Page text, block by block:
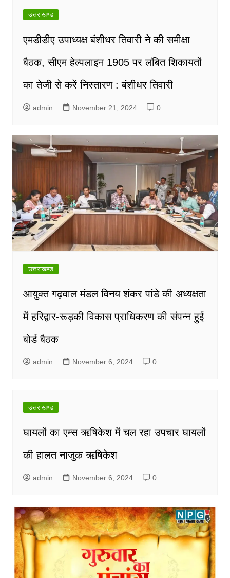
उत्तराखण्ड
एमडीडीए उपाध्यक्ष बंशीधर तिवारी ने की समीक्षा
बैठक, सीएम हेल्पलाइन 1905 पर लंबित शिकायतों
का तेजी से करें निस्तारण : बंशीधर तिवारी
admin November 21, 2024 0
उत्तराखण्ड
आयुक्त गढ़वाल मंडल विनय शंकर पांडे की अध्यक्षता
में हरिद्वार-रूड़की विकास प्राधिकरण की संपन्न हुई
बोर्ड बैठक
admin November 6, 2024 0
उत्तराखण्ड
घायलों का एम्स ऋषिकेश में चल रहा उपचार घायलों
की हालत नाजुक ऋषिकेश
admin November 6, 2024 0